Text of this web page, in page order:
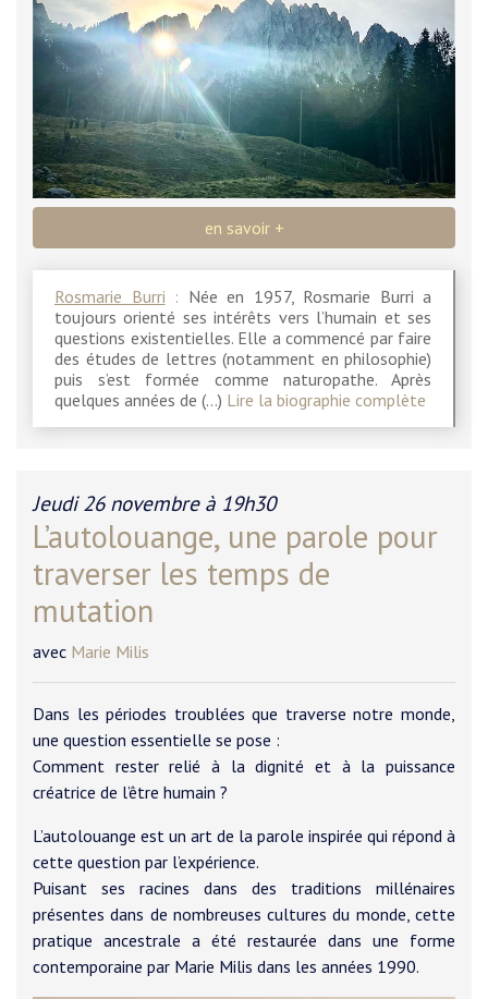
en savoir +
Rosmarie Burri : Née en 1957, Rosmarie Burri a
toujours orienté ses intérêts vers l’humain et ses
questions existentielles. Elle a commencé par faire
des études de lettres (notamment en philosophie)
puis s’est formée comme naturopathe. Après
quelques années de (…) Lire la biographie complète
Jeudi 26 novembre à 19h30
L’autolouange, une parole pour
traverser les temps de
mutation
avec Marie Milis
Dans les périodes troublées que traverse notre monde,
une question essentielle se pose :
Comment rester relié à la dignité et à la puissance
créatrice de l’être humain ?
L’autolouange est un art de la parole inspirée qui répond à
cette question par l’expérience.
Puisant ses racines dans des traditions millénaires
présentes dans de nombreuses cultures du monde, cette
pratique ancestrale a été restaurée dans une forme
contemporaine par Marie Milis dans les années 1990.